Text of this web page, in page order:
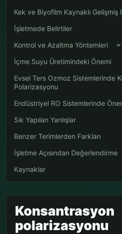
Kek ve Biyofilm Kaynaklı Gelişmiş
İşletmede Belirtiler
Kontrol ve Azaltma Yöntemleri
İçme Suyu Üretimindeki Önemi
Evsel Ters Ozmoz Sistemlerinde
Polarizasyonu
Endüstriyel RO Sistemlerinde
Sık Yapılan Yanlışlar
Benzer Terimlerden Farkları
İşletme Açısından Değerlendirme
Kaynaklar
Konsantrasyon
polarizasyonu